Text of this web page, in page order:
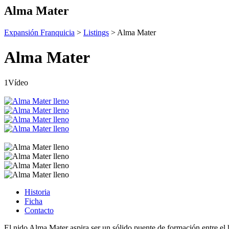
Alma Mater
Expansión Franquicia > Listings > Alma Mater
Alma Mater
1Vídeo
Historia
Ficha
Contacto